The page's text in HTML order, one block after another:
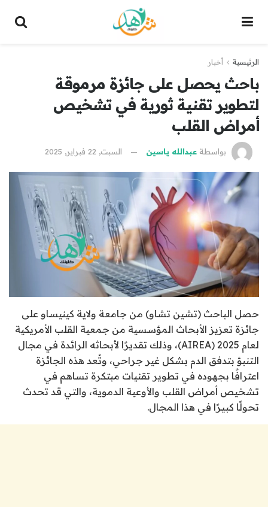
الرئيسية أخبار
باحث يحصل على جائزة مرموقة
لتطوير تقنية ثورية في تشخيص
أمراض القلب
بواسطة عبدالله ياسين السبت, 22 فبراير, 2025
حصل الباحث (تشين تشاو) من جامعة ولاية كينيساو على
جائزة تعزيز الأبحاث المؤسسية من جمعية القلب الأمريكية
لعام 2025 (AIREA)، وذلك تقديرًا لأبحاثه الرائدة في مجال
التنبؤ بتدفق الدم بشكل غير جراحي، وتُعد هذه الجائزة
اعترافًا بجهوده في تطوير تقنيات مبتكرة تساهم في
تشخيص أمراض القلب والأوعية الدموية، والتي قد تحدث
تحولًا كبيرًا في هذا المجال.